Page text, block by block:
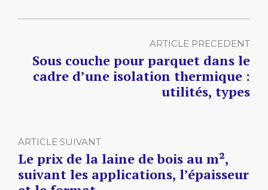
ARTICLE PRECEDENT
Sous couche pour parquet dans le
cadre d’une isolation thermique :
utilités, types
ARTICLE SUIVANT
Le prix de la laine de bois au m²,
suivant les applications, l’épaisseur